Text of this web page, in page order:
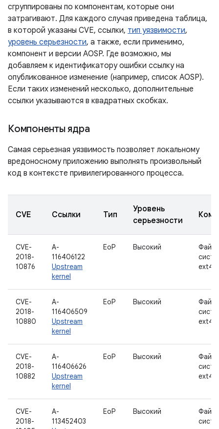
сгруппированы по компонентам, которые они
затрагивают. Для каждого случая приведена таблица,
в которой указаны CVE, ссылки, тип уязвимости,
уровень серьезности, а также, если применимо,
компонент и версии AOSP. Где возможно, мы
добавляем к идентификатору ошибки ссылку на
опубликованное изменение (например, список AOSP).
Если таких изменений несколько, дополнительные
ссылки указываются в квадратных скобках.
Компоненты ядра
Самая серьезная уязвимость позволяет локальному
вредоносному приложению выполнять произвольный
код в контексте привилегированного процесса.
CVE Ссылки Тип
Уровень
серьезности
CVE-
2018-
10876
A-
116406122
Upstream
kernel
EoP Высокий
ext4
CVE-
2018-
10880
A-
116406509
Upstream
kernel
EoP Высокий
ext4
CVE-
2018-
10882
A-
116406626
Upstream
kernel
EoP Высокий
ext4
CVE-
2018-
A-
113452403
EoP Высокий